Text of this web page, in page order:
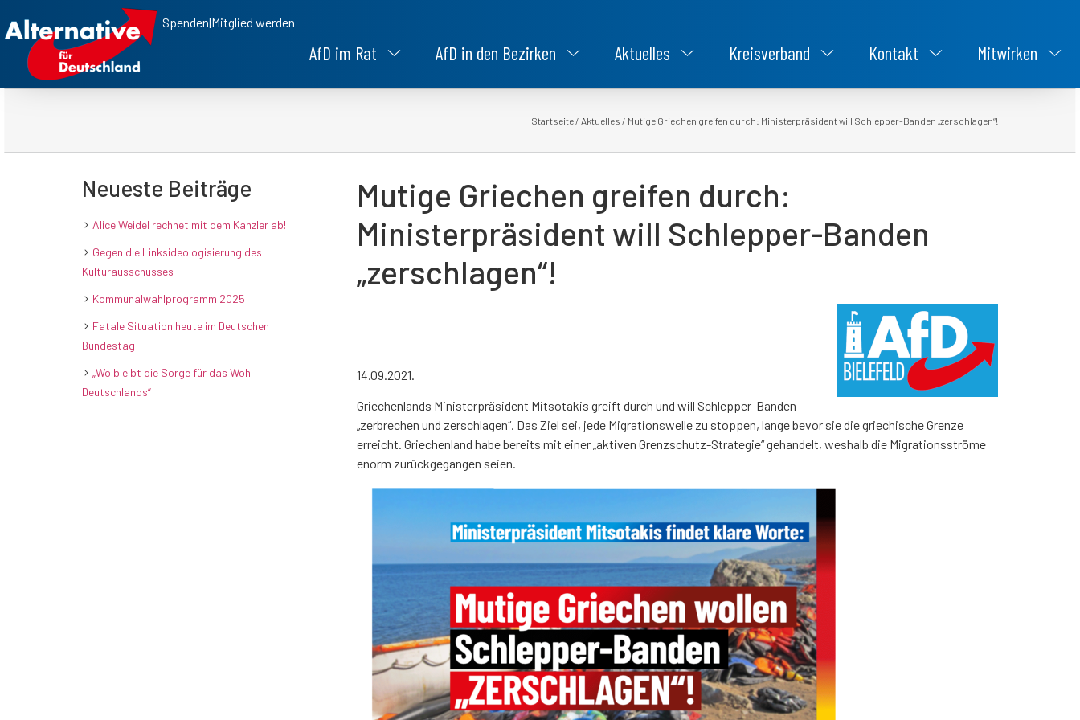
Spenden|Mitglied werden
AfD im Rat AfD in den Bezirken Aktuelles Kreisverband Kontakt Mitwirken
Startseite / Aktuelles / Mutige Griechen greifen durch: Ministerpräsident will Schlepper-Banden „zerschlagen“!
Neueste Beiträge
Alice Weidel rechnet mit dem Kanzler ab!
Gegen die Linksideologisierung des
Kulturausschusses
Kommunalwahlprogramm 2025
Fatale Situation heute im Deutschen
Bundestag
„Wo bleibt die Sorge für das Wohl
Deutschlands“
Mutige Griechen greifen durch:
Ministerpräsident will Schlepper-Banden
„zerschlagen“!
14.09.2021.
Griechenlands Ministerpräsident Mitsotakis greift durch und will Schlepper-Banden
„zerbrechen und zerschlagen“. Das Ziel sei, jede Migrationswelle zu stoppen, lange bevor sie die griechische Grenze
erreicht. Griechenland habe bereits mit einer „aktiven Grenzschutz-Strategie“ gehandelt, weshalb die Migrationsströme
enorm zurückgegangen seien.